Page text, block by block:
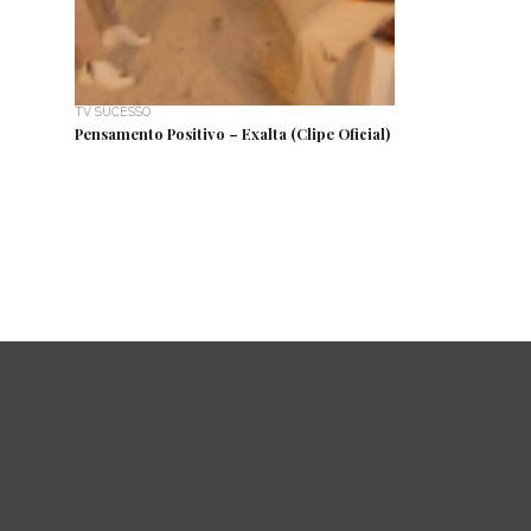
TV SUCESSO
Pensamento Positivo – Exalta (Clipe Oficial)